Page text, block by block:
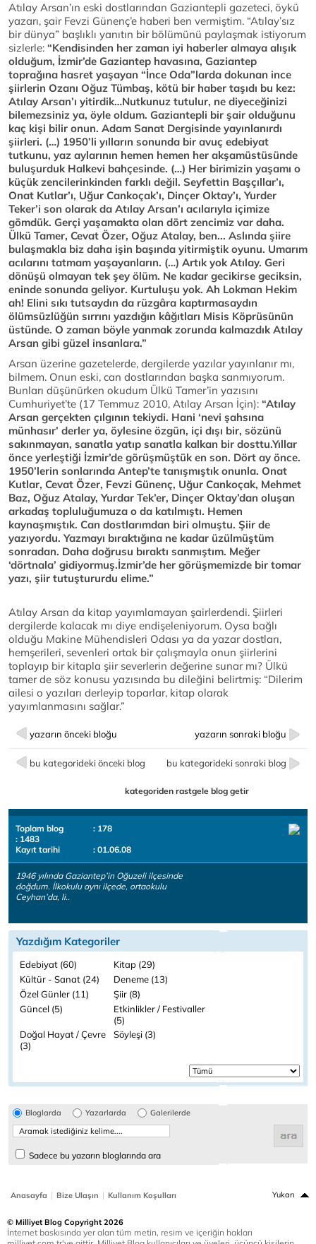
Atılay Arsan’ın eski dostlarından Gaziantepli gazeteci, öykü
yazarı, şair Fevzi Günenç’e haberi ben vermiştim. “Atılay’sız
bir dünya” başlıklı yanıtın bir bölümünü paylaşmak istiyorum
sizlerle: “Kendisinden her zaman iyi haberler almaya alışık
olduğum, İzmir’de Gaziantep havasına, Gaziantep
toprağına hasret yaşayan “İnce Oda”larda dokunan ince
şiirlerin Ozanı Oğuz Tümbaş, kötü bir haber taşıdı bu kez:
Atılay Arsan’ı yitirdik…Nutkunuz tutulur, ne diyeceğinizi
bilemezsiniz ya, öyle oldum. Gaziantepli bir şair olduğunu
kaç kişi bilir onun. Adam Sanat Dergisinde yayınlanırdı
şiirleri. (…) 1950’li yılların sonunda bir avuç edebiyat
tutkunu, yaz aylarının hemen hemen her akşamüstüsünde
buluşurduk Halkevi bahçesinde. (…) Her birimizin yaşamı o
küçük zencilerinkinden farklı değil. Seyfettin Başçıllar’ı,
Onat Kutlar’ı, Uğur Cankoçak’ı, Dinçer Oktay’ı, Yurder
Teker’i son olarak da Atılay Arsan’ı acılarıyla içimize
gömdük. Gerçi yaşamakta olan dört zencimiz var daha.
Ülkü Tamer, Cevat Özer, Oğuz Atalay, ben... Aslında şiire
bulaşmakla biz daha işin başında yitirmiştik oyunu. Umarım
acılarını tatmam yaşayanların. (…) Artık yok Atılay. Geri
dönüşü olmayan tek şey ölüm. Ne kadar gecikirse geciksin,
eninde sonunda geliyor. Kurtuluşu yok. Ah Lokman Hekim
ah! Elini sıkı tutsaydın da rüzgâra kaptırmasaydın
ölümsüzlüğün sırrını yazdığın kâğıtları Misis Köprüsünün
üstünde. O zaman böyle yanmak zorunda kalmazdık Atılay
Arsan gibi güzel insanlara.”
Arsan üzerine gazetelerde, dergilerde yazılar yayınlanır mı,
bilmem. Onun eski, can dostlarından başka sanmıyorum.
Bunları düşünürken okudum Ülkü Tamer’in yazısını
Cumhuriyet’te (17 Temmuz 2010, Atılay Arsan İçin): “Atılay
Arsan gerçekten çılgının tekiydi. Hani ‘nevi şahsına
münhasır’ derler ya, öylesine özgün, içi dışı bir, sözünü
sakınmayan, sanatla yatıp sanatla kalkan bir dosttu.Yıllar
önce yerleştiği İzmir’de görüşmüştük en son. Dört ay önce.
1950’lerin sonlarında Antep’te tanışmıştık onunla. Onat
Kutlar, Cevat Özer, Fevzi Günenç, Uğur Cankoçak, Mehmet
Baz, Oğuz Atalay, Yurdar Tek’er, Dinçer Oktay’dan oluşan
arkadaş topluluğumuza o da katılmıştı. Hemen
kaynaşmıştık. Can dostlarımdan biri olmuştu. Şiir de
yazıyordu. Yazmayı bıraktığına ne kadar üzülmüştüm
sonradan. Daha doğrusu bıraktı sanmıştım. Meğer
‘dörtnala’ gidiyormuş.İzmir’de her görüşmemizde bir tomar
yazı, şiir tutuştururdu elime.”
Atılay Arsan da kitap yayımlamayan şairlerdendi. Şiirleri
dergilerde kalacak mı diye endişeleniyorum. Oysa bağlı
olduğu Makine Mühendisleri Odası ya da yazar dostları,
hemşerileri, sevenleri ortak bir çalışmayla onun şiirlerini
toplayıp bir kitapla şiir severlerin değerine sunar mı? Ülkü
tamer de söz konusu yazısında bu dileğini belirtmiş: “Dilerim
ailesi o yazıları derleyip toparlar, kitap olarak
yayımlanmasını sağlar.”
yazarın önceki bloğu yazarın sonraki bloğu
bu kategorideki önceki blog bu kategorideki sonraki blog
kategoriden rastgele blog getir
Toplam blog
: 178
: 1483
Kayıt tarihi
: 01.06.08
1946 yılında Gaziantep’in Oğuzeli ilçesinde
doğdum. İlkokulu aynı ilçede, ortaokulu
Ceyhan’da, li..
Yazdığım Kategoriler
Edebiyat (60)
Kitap (29)
Kültür - Sanat (24)
Deneme (13)
Özel Günler (11)
Şiir (8)
Güncel (5)
Etkinlikler / Festivaller
(5)
Doğal Hayat / Çevre
(3)
Söyleşi (3)
Bloglarda Yazarlarda Galerilerde
Sadece bu yazarın bloglarında ara
Anasayfa | Bize Ulaşın | Kullanım Koşulları Yukarı
© Milliyet Blog Copyright 2026
İnternet baskısında yer alan tüm metin, resim ve içeriğin hakları